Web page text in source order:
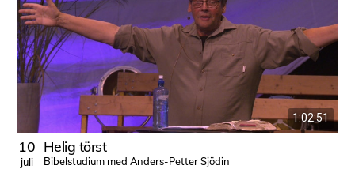
1:02:51
10
juli
Helig törst
Bibelstudium med Anders-Petter Sjödin